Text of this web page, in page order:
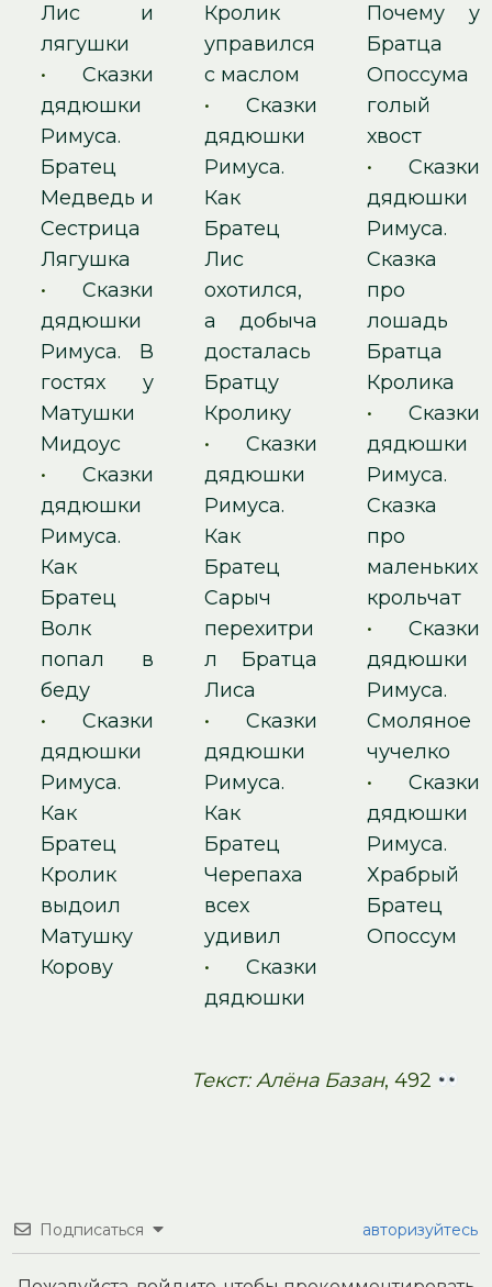
Лис и
лягушки
• Сказки
дядюшки
Римуса.
Братец
Медведь и
Сестрица
Лягушка
• Сказки
дядюшки
Римуса. В
гостях у
Матушки
Мидоус
• Сказки
дядюшки
Римуса.
Как
Братец
Волк
попал в
беду
• Сказки
дядюшки
Римуса.
Как
Братец
Кролик
выдоил
Матушку
Корову
Кролик
управился
с маслом
• Сказки
дядюшки
Римуса.
Как
Братец
Лис
охотился,
а добыча
досталась
Братцу
Кролику
• Сказки
дядюшки
Римуса.
Как
Братец
Сарыч
перехитри
л Братца
Лиса
• Сказки
дядюшки
Римуса.
Как
Братец
Черепаха
всех
удивил
• Сказки
дядюшки
Почему у
Братца
Опоссума
голый
хвост
•Сказки
дядюшки
Римуса.
Сказка
про
лошадь
Братца
Кролика
•Сказки
дядюшки
Римуса.
Сказка
про
маленьких
крольчат
•Сказки
дядюшки
Римуса.
Смоляное
чучелко
•Сказки
дядюшки
Римуса.
Храбрый
Братец
Опоссум
Текст: Алёна Базан, 492
Подписаться авторизуйтесь